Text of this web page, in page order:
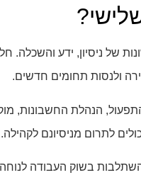
של ניסיון, ידע והשכלה.
ולנסות תחומים חדשים.
הנהלת החשבונות,
לתרום מניסיונם לקהילה.
בשוק העבודה לנוחה